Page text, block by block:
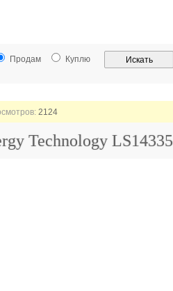
Продам
Куплю
2124
Technology LS14335